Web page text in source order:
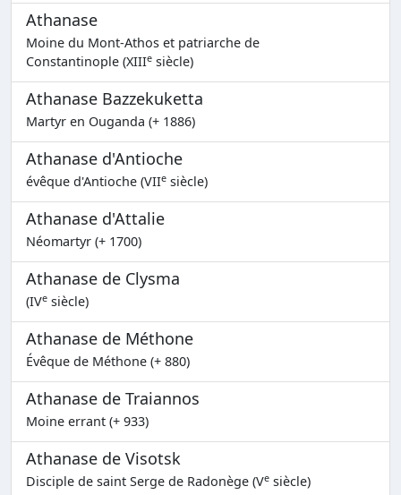
Athanase
Moine du Mont-Athos et patriarche de
Constantinople (XIIIe siècle)
Athanase Bazzekuketta
Martyr en Ouganda (+ 1886)
Athanase d'Antioche
évêque d'Antioche (VIIe siècle)
Athanase d'Attalie
Néomartyr (+ 1700)
Athanase de Clysma
(IVe siècle)
Athanase de Méthone
Évêque de Méthone (+ 880)
Athanase de Traiannos
Moine errant (+ 933)
Athanase de Visotsk
Disciple de saint Serge de Radonège (Ve siècle)